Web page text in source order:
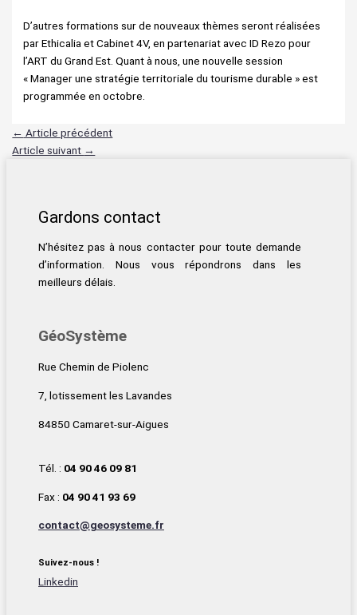
D’autres formations sur de nouveaux thèmes seront réalisées
par Ethicalia et Cabinet 4V, en partenariat avec ID Rezo pour
l’ART du Grand Est. Quant à nous, une nouvelle session
« Manager une stratégie territoriale du tourisme durable » est
programmée en octobre.
← Article précédent
Article suivant →
Gardons contact
N’hésitez pas à nous contacter pour toute demande
d’information. Nous vous répondrons dans les
meilleurs délais.
GéoSystème
Rue Chemin de Piolenc
7, lotissement les Lavandes
84850 Camaret-sur-Aigues
Tél. : 04 90 46 09 81
Fax : 04 90 41 93 69
contact@geosysteme.fr
Suivez-nous !
Linkedin